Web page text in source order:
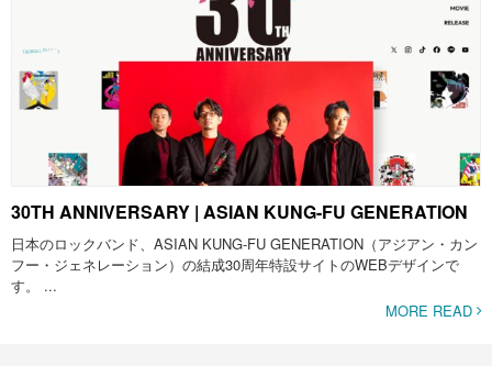
30TH ANNIVERSARY | ASIAN KUNG-FU GENERATION
日本のロックバンド、ASIAN KUNG-FU GENERATION（アジアン・カン
フー・ジェネレーション）の結成30周年特設サイトのWEBデザインで
す。 ...
MORE READ